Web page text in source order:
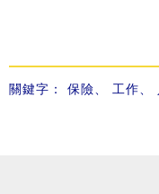
關鍵字： 保險 工作